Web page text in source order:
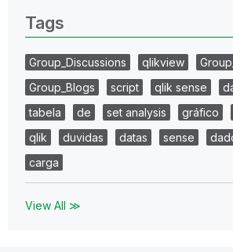
Tags
Group_Discussions qlikview
Group_Blogs
script qlik sense
tabela
de set analysis gráfico
qlik
duvidas datas sense
carga
View All ≫